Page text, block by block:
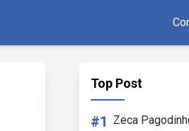
Top Post
#1 Zeca